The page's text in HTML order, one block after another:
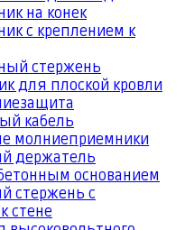
на конек
с креплением к
стержень
для плоской кровли
кабель
молниеприемники
держатель
основанием
стержень с
стене